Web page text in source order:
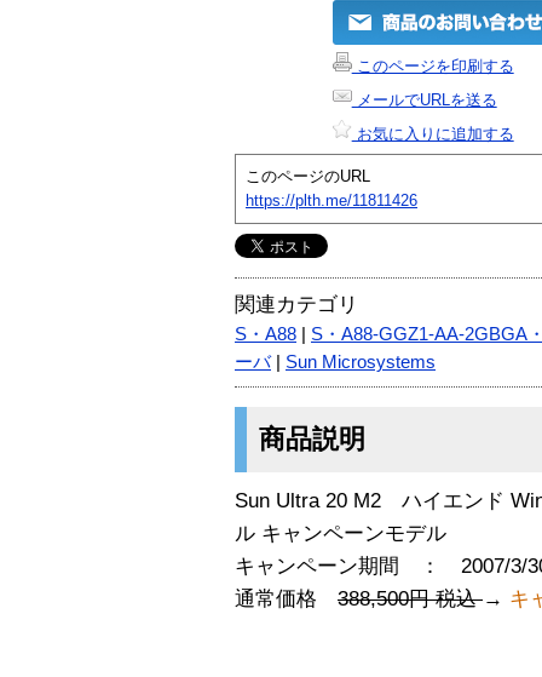
このページを印刷する
メールでURLを送る
お気に入りに追加する
このページのURL
https://plth.me/11811426
関連カテゴリ
S・A88
S・A88-GGZ1-AA-2GBGA
ーバ| Sun Microsystems
商品説明
Sun Ultra 20 M2 ハイエンド
ル キャンペーンモデル
キャンペーン期間 ： 2007/3/
通常価格 388,500円 税込→ キ